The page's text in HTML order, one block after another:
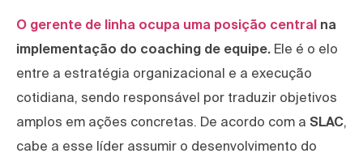
O gerente de linha ocupa uma posição central na
implementação do coaching de equipe. Ele é o elo
entre a estratégia organizacional e a execução
cotidiana, sendo responsável por traduzir objetivos
amplos em ações concretas. De acordo com a SLAC,
cabe a esse líder assumir o desenvolvimento do